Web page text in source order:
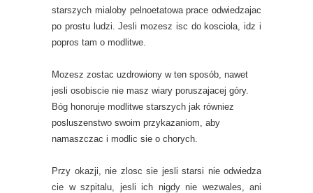
starszych mialoby pelnoetatowa prace odwiedzajac
po prostu ludzi. Jesli mozesz isc do kosciola, idz i
popros tam o modlitwe.
Mozesz zostac uzdrowiony w ten sposób, nawet
jesli osobiscie nie masz wiary poruszajacej góry.
Bóg honoruje modlitwe starszych jak równiez
posluszenstwo swoim przykazaniom, aby
namaszczac i modlic sie o chorych.
Przy okazji, nie zlosc sie jesli starsi nie odwiedza
cie w szpitalu, jesli ich nigdy nie wezwales, ani